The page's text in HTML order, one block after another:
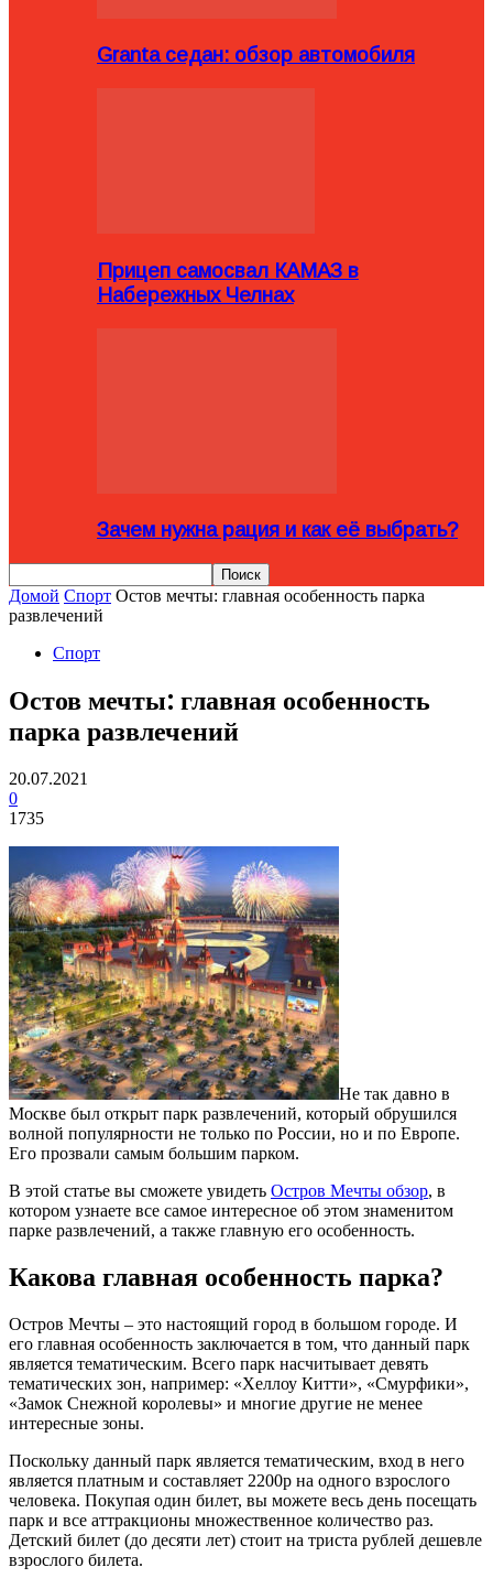
Granta седан: обзор автомобиля
Прицеп самосвал КАМАЗ в
Набережных Челнах
Зачем нужна рация и как её выбрать?
Домой Спорт Остов мечты: главная особенность парка
развлечений
Спорт
Остов мечты: главная особенность
парка развлечений
20.07.2021
0
1735
Не так давно в
Москве был открыт парк развлечений, который обрушился
волной популярности не только по России, но и по Европе.
Его прозвали самым большим парком.
В этой статье вы сможете увидеть Остров Мечты обзор, в
котором узнаете все самое интересное об этом знаменитом
парке развлечений, а также главную его особенность.
Какова главная особенность парка?
Остров Мечты – это настоящий город в большом городе. И
его главная особенность заключается в том, что данный парк
является тематическим. Всего парк насчитывает девять
тематических зон, например: «Хеллоу Китти», «Смурфики»,
«Замок Снежной королевы» и многие другие не менее
интересные зоны.
Поскольку данный парк является тематическим, вход в него
является платным и составляет 2200р на одного взрослого
человека. Покупая один билет, вы можете весь день посещать
парк и все аттракционы множественное количество раз.
Детский билет (до десяти лет) стоит на триста рублей дешевле
взрослого билета.